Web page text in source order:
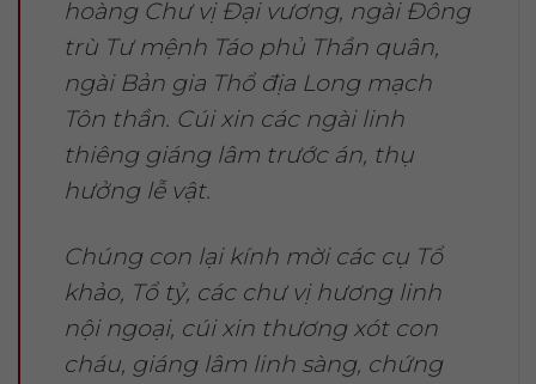
hoàng Chư vị Đại vương, ngài Đông
trù Tư mệnh Táo phủ Thần quân,
ngài Bản gia Thổ địa Long mạch
Tôn thần. Cúi xin các ngài linh
thiêng giáng lâm trước án, thụ
hưởng lễ vật.
Chúng con lại kính mời các cụ Tổ
khảo, Tổ tỷ, các chư vị hương linh
nội ngoại, cúi xin thương xót con
cháu, giáng lâm linh sàng, chứng